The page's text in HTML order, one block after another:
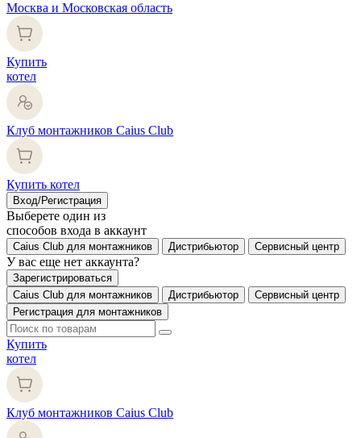
Москва и Московская область
Купить
котел
Клуб монтажников Caius Club
Купить котел
Вход/Регистрация
Выберете один из
способов входа в аккаунт
Caius Club для монтажников Дистрибьютор Сервисный центр
У вас еще нет аккаунта?
Зарегистрироваться
Caius Club для монтажников
Дистрибьютор
Сервисный центр
Регистрация для монтажников
Купить
котел
Клуб монтажников Caius Club